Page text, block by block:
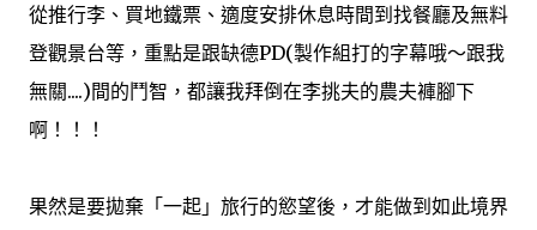
從推行李、買地鐵票、適度安排休息時間到找餐廳及無料
登觀景台等，重點是跟缺德PD(製作組打的字幕哦～跟我
無關....)間的鬥智，都讓我拜倒在李挑夫的農夫褲腳下
啊！！！
果然是要拋棄「一起」旅行的慾望後，才能做到如此境界